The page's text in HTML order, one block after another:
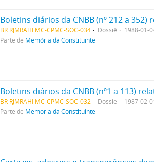
BR RJMRAHI MC-CPMC-SOC-034 Dossiê
1988-01-
Parte de Memória da Constituinte
BR RJMRAHI MC-CPMC-SOC-032 Dossiê
1987-02-
Parte de Memória da Constituinte